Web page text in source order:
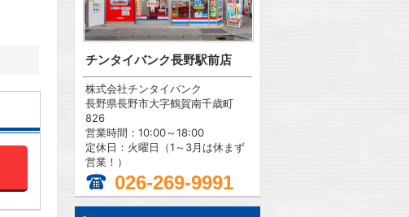
チンタイバンク長野駅前店
株式会社チンタイバンク
長野県長野市大字鶴賀南千歳町
826
営業時間：10:00～18:00
定休日：火曜日（1～3月は休まず
営業！）
026-269-9991